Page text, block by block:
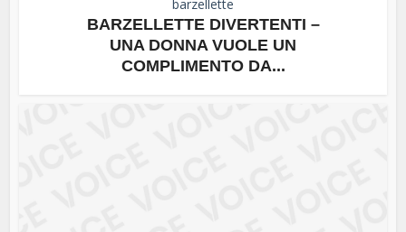
barzellette
BARZELLETTE DIVERTENTI –
UNA DONNA VUOLE UN
COMPLIMENTO DA...